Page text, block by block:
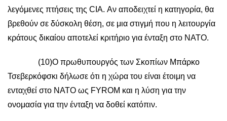
λεγόμενες πτήσεις της CIA. Αν αποδειχτεί η κατηγορία, θα
βρεθούν σε δύσκολη θέση, σε μια στιγμή που η λειτουργία
κράτους δικαίου αποτελεί κριτήριο για ένταξη στο ΝΑΤΟ.
(10)Ο πρωθυπουργός των Σκοπίων Μπάρκο
Τσεβερκόφσκι δήλωσε ότι η χώρα του είναι έτοιμη να
ενταχθεί στο ΝΑΤΟ ως FYROM και η λύση για την
ονομασία για την ένταξη να δοθεί κατόπιν.